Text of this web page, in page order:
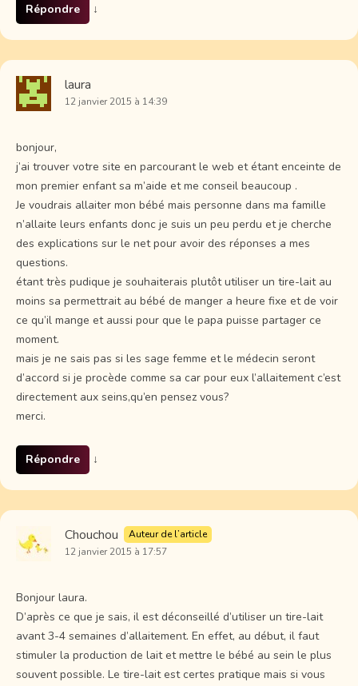
Répondre ↓
laura
12 janvier 2015 à 14:39
bonjour,
j’ai trouver votre site en parcourant le web et étant enceinte de
mon premier enfant sa m’aide et me conseil beaucoup .
Je voudrais allaiter mon bébé mais personne dans ma famille
n’allaite leurs enfants donc je suis un peu perdu et je cherche
des explications sur le net pour avoir des réponses a mes
questions.
étant très pudique je souhaiterais plutôt utiliser un tire-lait au
moins sa permettrait au bébé de manger a heure fixe et de voir
ce qu’il mange et aussi pour que le papa puisse partager ce
moment.
mais je ne sais pas si les sage femme et le médecin seront
d’accord si je procède comme sa car pour eux l’allaitement c’est
directement aux seins,qu’en pensez vous?
merci.
Répondre ↓
Chouchou
Auteur de l’article
12 janvier 2015 à 17:57
Bonjour laura.
D’après ce que je sais, il est déconseillé d’utiliser un tire-lait
avant 3-4 semaines d’allaitement. En effet, au début, il faut
stimuler la production de lait et mettre le bébé au sein le plus
souvent possible. Le tire-lait est certes pratique mais si vous